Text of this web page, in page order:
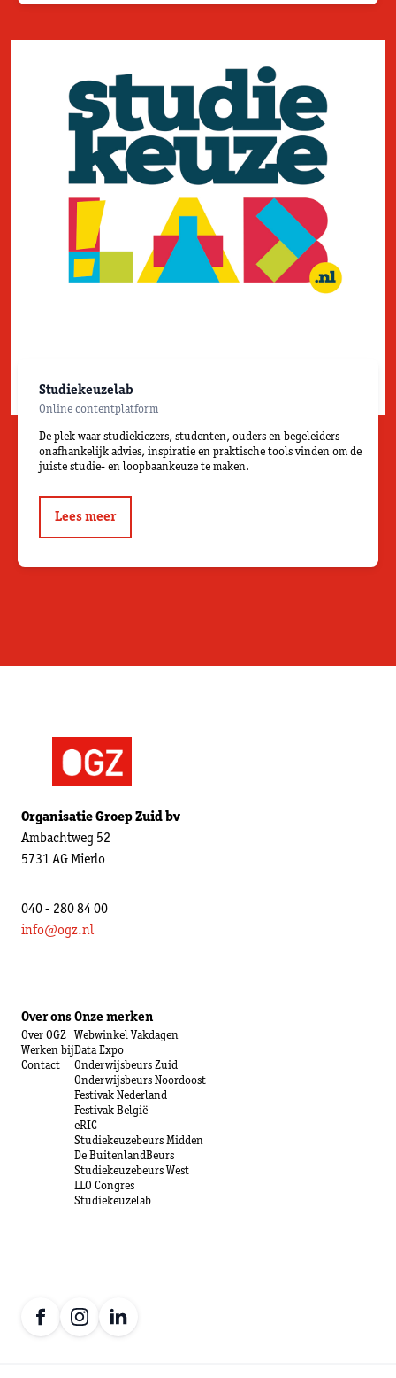
Studiekeuzelab
Online contentplatform
De plek waar studiekiezers, studenten, ouders en begeleiders
onafhankelijk advies, inspiratie en praktische tools vinden om de
juiste studie- en loopbaankeuze te maken.
Lees meer
Organisatie Groep Zuid bv
Ambachtweg 52
5731 AG Mierlo
040 - 280 84 00
info@ogz.nl
Over ons
Over OGZ
Werken bij
Contact
Onze merken
Webwinkel Vakdagen
Data Expo
Onderwijsbeurs Zuid
Onderwijsbeurs Noordoost
Festivak Nederland
Festivak België
eRIC
Studiekeuzebeurs Midden
De BuitenlandBeurs
Studiekeuzebeurs West
LLO Congres
Studiekeuzelab